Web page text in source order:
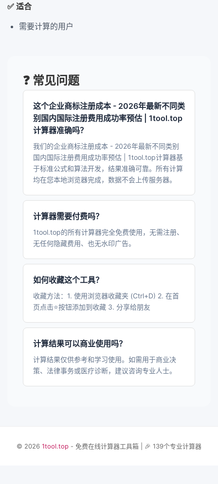
✅ 适合
需要计算的用户
❓ 常见问题
这个企业商标注册成本 - 2026年最新不同类
别国内国际注册费用成功率预估 | 1tool.top
计算器准确吗？
我们的企业商标注册成本 - 2026年最新不同类别
国内国际注册费用成功率预估 | 1tool.top计算器基
于标准公式和算法开发，结果准确可靠。所有计算
均在您本地浏览器完成，数据不会上传服务器。
计算器需要付费吗？
1tool.top的所有计算器完全免费使用，无需注册、
无任何隐藏费用、也无水印广告。
如何收藏这个工具？
收藏方法：1. 使用浏览器收藏夹 (Ctrl+D) 2. 在首
页点击⭐按钮添加到收藏 3. 分享给朋友
计算结果可以商业使用吗？
计算结果仅供参考和学习使用。如需用于商业决
策、法律事务或医疗诊断，建议咨询专业人士。
© 2026 1tool.top - 免费在线计算器工具箱 | 🎉 139个专业计算器